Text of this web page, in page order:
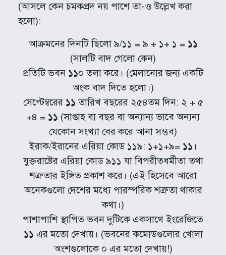
(আসলে কেন চমকপ্রদ নয় পাশে তা-ও উল্লেখ করা
হলো):
আক্রমনের দিনটি ছিলো ৯/১১ = ৯ + ১+ ১ = ১১
(সালটি বাদ গেলো কেন)
প্রতিটি ভবন ১১০ তলা করে। (মেলানোর জন্য একটি
অংক বাদ দিতে হলো।)
সেপ্টেম্বরের ১১ তারিখ বছরের ২৫৪তম দিন: ২ + ৫
+৪ = ১১ (সাপ্তাহ বা বছর বা অন্যান্য ভাবে অন্যন্য
যেকোন সংখ্যা বের করে আনা সম্ভব)
ইরাক/ইরানের এরিয়া কোড ১১৯: ১+১+৯= ১১ ।
যুক্তরাষ্টের এরিয়া কোড ৯১১ যা বিপরীতধর্মীতা তথা
শত্রুতার ইঙ্গিত প্রকাশ করে। (এই হিসেবে আরো
অনেকগুলো দেশের মধ্যে পারস্পরিক শত্রুতা থাকার
কথা।)
পাশাপাশি স্থাপিত ভবন দুটিকে একসাথে ইংরেজিতে
১১ এর মতো দেখায়। (ভবনের কমোডগুলোর খোলা
অংশগুলোকে ০ এর মতো দেখায়!)